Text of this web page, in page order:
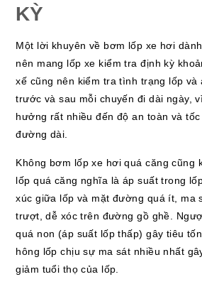
KỲ
Một lời khuyên về bơm lốp xe hơi
nên mang lốp xe kiểm tra định kỳ
xế cũng nên kiểm tra tình trạng lốp và
trước và sau mỗi chuyến đi dài ngày,
hưởng rất nhiều đến độ an toàn và
đường dài.
Không bơm lốp xe hơi quá căng cũng
lốp quá căng nghĩa là áp suất trong
xúc giữa lốp và mặt đường quá ít, ma
trượt, dễ xóc trên đường gồ ghề.
quá non (áp suất lốp thấp) gây tiêu
hông lốp chịu sự ma sát nhiều nhất
giảm tuổi thọ của lốp.